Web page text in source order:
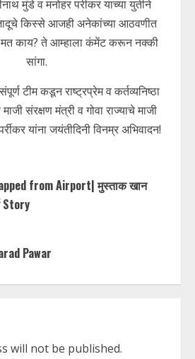
मुंडे व मनोहर पर्रीकर याच्या युतीने
किस्से आजही अनेकांच्या आठवणीत
काय? ते आम्हाला कंमेंट करून नक्की
सांगा.
टीम कडून राष्ट्रप्रेम व कर्तव्यनिष्ठा
संरक्षण मंत्री व गोवा राज्याचे माजी
यांना जयंतीदिनी विनम्र अभिवादन!
from Airport| मुस्ताक खान
Story
Pawar
will not be published.